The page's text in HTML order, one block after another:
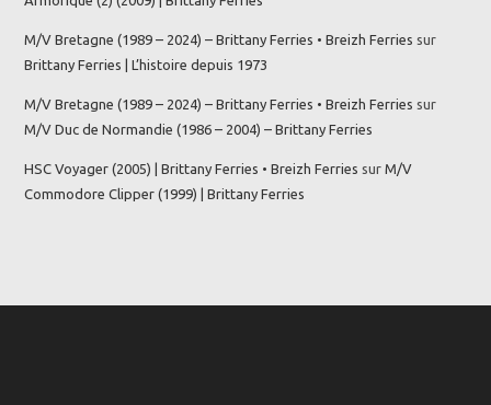
M/V Bretagne (1989 – 2024) – Brittany Ferries • Breizh Ferries sur
Brittany Ferries | L’histoire depuis 1973
M/V Bretagne (1989 – 2024) – Brittany Ferries • Breizh Ferries sur
M/V Duc de Normandie (1986 – 2004) – Brittany Ferries
HSC Voyager (2005) | Brittany Ferries • Breizh Ferries surM/V
Commodore Clipper (1999) | Brittany Ferries